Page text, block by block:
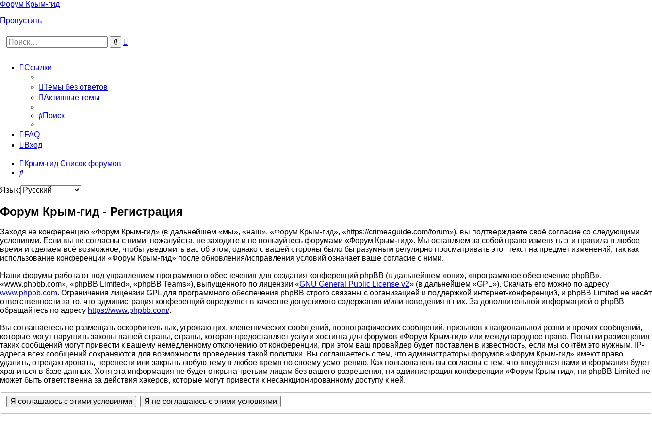
Форум Крым-гид
Пропустить
Поиск
Ссылки
Темы без ответов
Активные темы
Поиск
FAQ
Вход
Крым-гид Список форумов
Поиск
Язык:
Форум Крым-гид - Регистрация
Заходя на конференцию «Форум Крым-гид» (в дальнейшем «мы», «наш», «Форум Крым-гид», «https://crimeaguide.com/forum»), вы подтверждаете своё согласие со следующими
условиями. Если вы не согласны с ними, пожалуйста, не заходите и не пользуйтесь форумами «Форум Крым-гид». Мы оставляем за собой право изменять эти правила в любое
время и сделаем всё возможное, чтобы уведомить вас об этом, однако с вашей стороны было бы разумным регулярно просматривать этот текст на предмет изменений, так как
использование конференции «Форум Крым-гид» после обновления/исправления условий означает ваше согласие с ними.
Наши форумы работают под управлением программного обеспечения для создания конференций phpBB (в дальнейшем «они», «программное обеспечение phpBB»,
«www.phpbb.com», «phpBB Limited», «phpBB Teams»), выпущенного по лицензии «GNU General Public License v2» (в дальнейшем «GPL»). Скачать его можно по адресу
www.phpbb.com. Ограничения лицензии GPL для программного обеспечения phpBB строго связаны с организацией и поддержкой интернет-конференций, и phpBB Limited не несёт
ответственности за то, что администрация конференций определяет в качестве допустимого содержания и/или поведения в них. За дополнительной информацией о phpBB
обращайтесь по адресу https://www.phpbb.com/.
Вы соглашаетесь не размещать оскорбительных, угрожающих, клеветнических сообщений, порнографических сообщений, призывов к национальной розни и прочих сообщений,
которые могут нарушить законы вашей страны, страны, которая предоставляет услуги хостинга для форумов «Форум Крым-гид» или международное право. Попытки размещения
таких сообщений могут привести к вашему немедленному отключению от конференции, при этом ваш провайдер будет поставлен в известность, если мы сочтём это нужным. IP-
адреса всех сообщений сохраняются для возможности проведения такой политики. Вы соглашаетесь с тем, что администраторы форумов «Форум Крым-гид» имеют право
удалить, отредактировать, перенести или закрыть любую тему в любое время по своему усмотрению. Как пользователь вы согласны с тем, что введённая вами информация будет
храниться в базе данных. Хотя эта информация не будет открыта третьим лицам без вашего разрешения, ни администрация конференции «Форум Крым-гид», ни phpBB Limited не
может быть ответственна за действия хакеров, которые могут привести к несанкционированному доступу к ней.